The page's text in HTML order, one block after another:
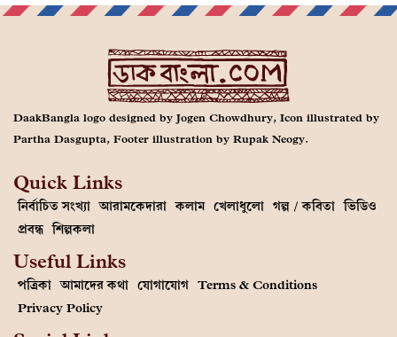
DaakBangla logo designed by Jogen Chowdhury, Icon illustrated by
Partha Dasgupta, Footer illustration by Rupak Neogy.
Quick Links
নির্বাচিত সংখ্যা আরামকেদারা কলাম খেলাধুলো গল্প / কবিতা ভিডিও
প্রবন্ধ শিল্পকলা
Useful Links
পত্রিকা আমাদের কথা যোগাযোগ Terms & Conditions
Privacy Policy